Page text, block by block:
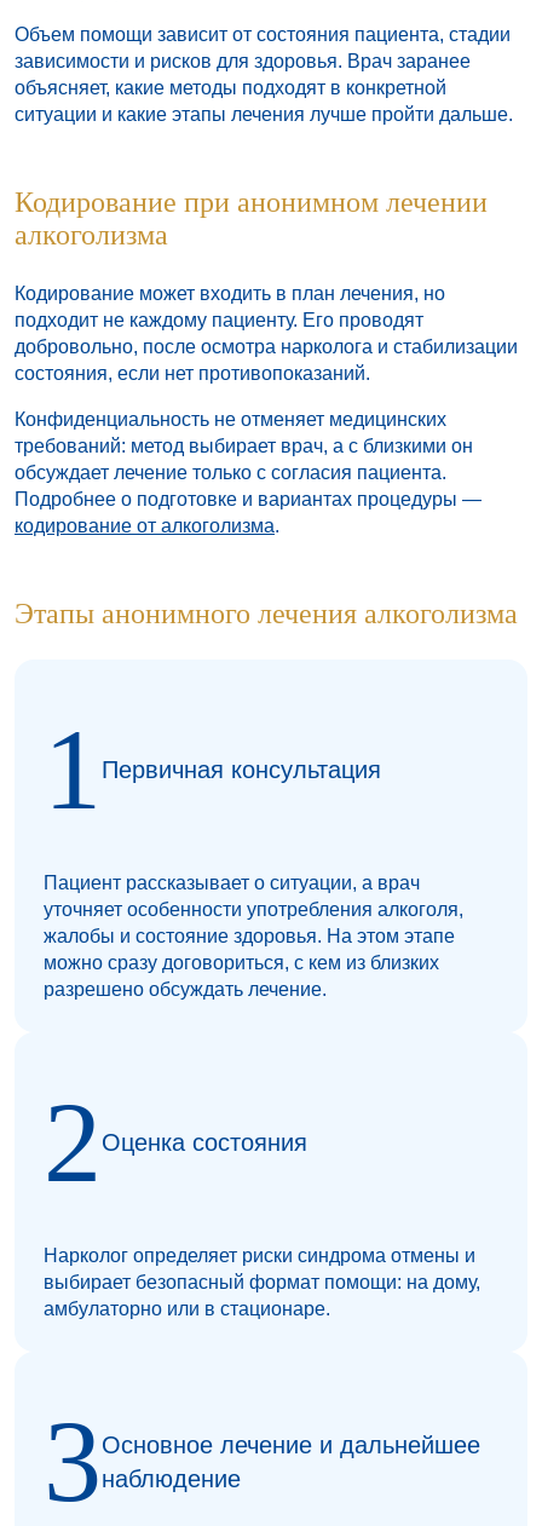
Объем помощи зависит от состояния пациента, стадии
зависимости и рисков для здоровья. Врач заранее
объясняет, какие методы подходят в конкретной
ситуации и какие этапы лечения лучше пройти дальше.
Кодирование при анонимном лечении
алкоголизма
Кодирование может входить в план лечения, но
подходит не каждому пациенту. Его проводят
добровольно, после осмотра нарколога и стабилизации
состояния, если нет противопоказаний.
Конфиденциальность не отменяет медицинских
требований: метод выбирает врач, а с близкими он
обсуждает лечение только с согласия пациента.
Подробнее о подготовке и вариантах процедуры —
кодирование от алкоголизма.
Этапы анонимного лечения алкоголизма
Первичная консультация
Пациент рассказывает о ситуации, а врач
уточняет особенности употребления алкоголя,
жалобы и состояние здоровья. На этом этапе
можно сразу договориться, с кем из близких
разрешено обсуждать лечение.
Оценка состояния
Нарколог определяет риски синдрома отмены и
выбирает безопасный формат помощи: на дому,
амбулаторно или в стационаре.
Основное лечение и дальнейшее
наблюдение